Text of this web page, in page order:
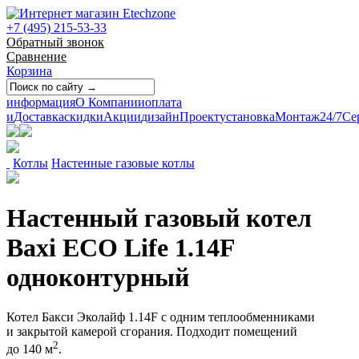
+7 (495) 215-53-33
Обратный звонок
Сравнение
Корзина
информацияО Компанииоплата
иДоставкаскидкиАкциидизайнПроектустановкаМонтаж24/7
Котлы Настенные газовые котлы
Настенный газовый котел
Baxi ECO Life 1.14F
одноконтурный
Котел Бакси Эколайф 1.14F с одним теплообменниками
и закрытой камерой сгорания. Подходит помещений
до 140 м2.